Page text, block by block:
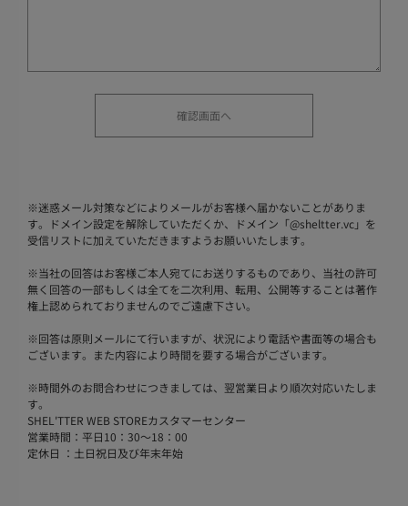
※迷惑メール対策などによりメールがお客様へ届かないことがありま
す。ドメイン設定を解除していただくか、ドメイン「@sheltter.vc」を
受信リストに加えていただきますようお願いいたします。
※当社の回答はお客様ご本人宛てにお送りするものであり、当社の許可
無く回答の一部もしくは全てを二次利用、転用、公開等することは著作
権上認められておりませんのでご遠慮下さい。
※回答は原則メールにて行いますが、状況により電話や書面等の場合も
ございます。また内容により時間を要する場合がございます。
※時間外のお問合わせにつきましては、翌営業日より順次対応いたしま
す。
SHEL'TTER WEB STOREカスタマーセンター
営業時間：平日10：30～18：00
定休日 ：土日祝日及び年末年始